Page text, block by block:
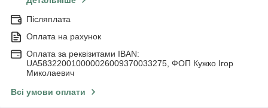
Післяплата
Оплата на рахунок
Оплата за реквізитами IBAN:
UA583220010000026009370033275, ФОП Кужко Ігор
Миколаевич
Всі умови оплати